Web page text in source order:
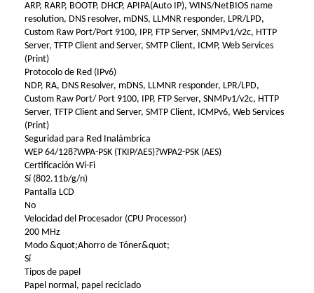
ARP, RARP, BOOTP, DHCP, APIPA(Auto IP), WINS/NetBIOS name
resolution, DNS resolver, mDNS, LLMNR responder, LPR/LPD,
Custom Raw Port/Port 9100, IPP, FTP Server, SNMPv1/v2c, HTTP
Server, TFTP Client and Server, SMTP Client, ICMP, Web Services
(Print)
Protocolo de Red (IPv6)
NDP, RA, DNS Resolver, mDNS, LLMNR responder, LPR/LPD,
Custom Raw Port/ Port 9100, IPP, FTP Server, SNMPv1/v2c, HTTP
Server, TFTP Client and Server, SMTP Client, ICMPv6, Web Services
(Print)
Seguridad para Red Inalámbrica
WEP 64/128?WPA-PSK (TKIP/AES)?WPA2-PSK (AES)
Certificación Wi-Fi
Sí (802.11b/g/n)
Pantalla LCD
No
Velocidad del Procesador (CPU Processor)
200 MHz
Modo &quot;Ahorro de Tóner&quot;
Sí
Tipos de papel
Papel normal, papel reciclado